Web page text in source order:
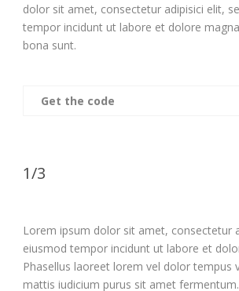
dolor sit amet, consectetur adipisici elit,
tempor incidunt ut labore et dolore
bona sunt.
Get the code
1/3
Lorem ipsum dolor sit amet, consectetur
eiusmod tempor incidunt ut labore et
Phasellus laoreet lorem vel dolor tempus
mattis iudicium purus sit amet fermentum.